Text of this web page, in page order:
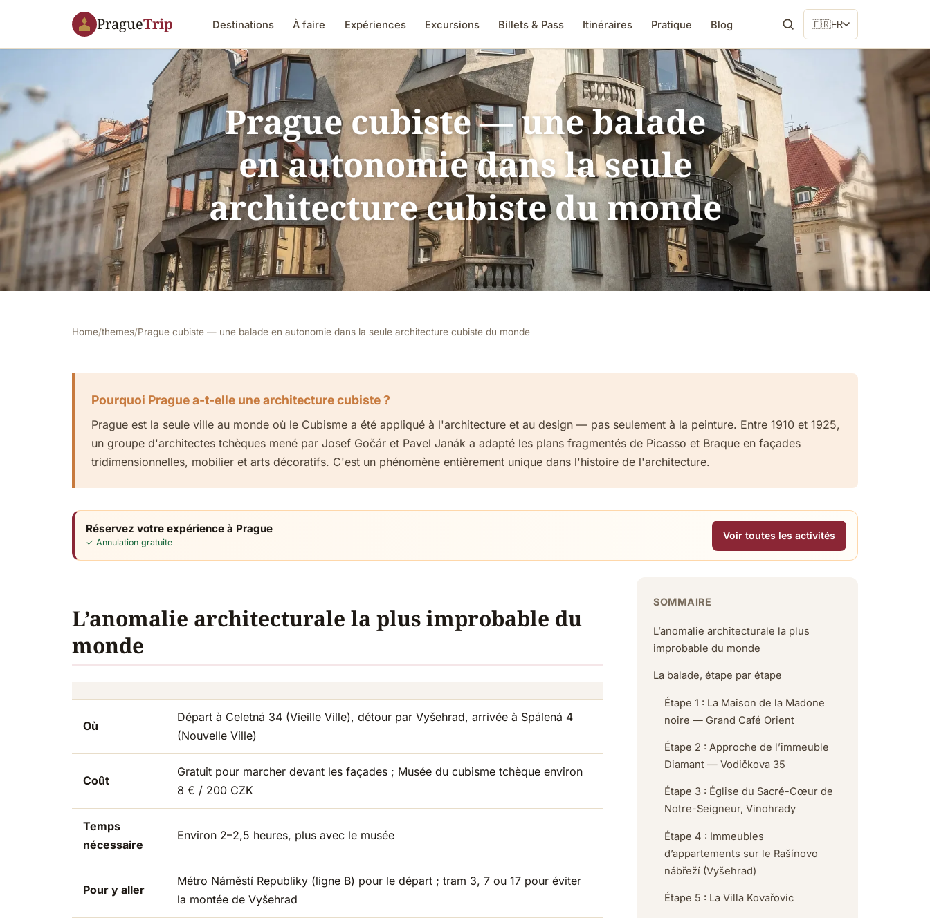
PragueTrip Destinations À faire Expériences Excursions Billets & Pass Itinéraires Pratique Blog 🇫🇷FR
Prague cubiste — une balade
en autonomie dans la seule
architecture cubiste du monde
Home/themes/Prague cubiste — une balade en autonomie dans la seule architecture cubiste du monde
Pourquoi Prague a-t-elle une architecture cubiste ?
Prague est la seule ville au monde où le Cubisme a été appliqué à l'architecture et au design — pas seulement à la peinture. Entre 1910 et 1925,
un groupe d'architectes tchèques mené par Josef Gočár et Pavel Janák a adapté les plans fragmentés de Picasso et Braque en façades
tridimensionnelles, mobilier et arts décoratifs. C'est un phénomène entièrement unique dans l'histoire de l'architecture.
Réservez votre expérience à Prague
✓ Annulation gratuite
Voir toutes les activités
L’anomalie architecturale la plus improbable du
monde
Où
Départ à Celetná 34 (Vieille Ville), détour par Vyšehrad, arrivée à Spálená 4
(Nouvelle Ville)
Coût
Gratuit pour marcher devant les façades ; Musée du cubisme tchèque environ
8 € / 200 CZK
Temps
nécessaire
Environ 2–2,5 heures, plus avec le musée
Pour y aller
Métro Náměstí Republiky (ligne B) pour le départ ; tram 3, 7 ou 17 pour éviter
la montée de Vyšehrad
SOMMAIRE
L’anomalie architecturale la plus
improbable du monde
La balade, étape par étape
Étape 1 : La Maison de la Madone
noire — Grand Café Orient
Étape 2 : Approche de l’immeuble
Diamant — Vodičkova 35
Étape 3 : Église du Sacré-Cœur de
Notre-Seigneur, Vinohrady
Étape 4 : Immeubles
d’appartements sur le Rašínovo
nábřeží (Vyšehrad)
Étape 5 : La Villa Kovařovic